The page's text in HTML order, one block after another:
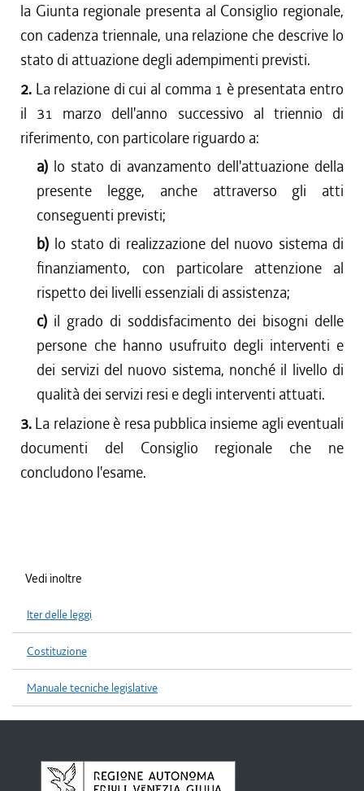
la Giunta regionale presenta al Consiglio regionale,
con cadenza triennale, una relazione che descrive lo
stato di attuazione degli adempimenti previsti.
2. La relazione di cui al comma 1 è presentata entro
il 31 marzo dell'anno successivo al triennio di
riferimento, con particolare riguardo a:
a) lo stato di avanzamento dell'attuazione della
presente legge, anche attraverso gli atti
conseguenti previsti;
b) lo stato di realizzazione del nuovo sistema di
finanziamento, con particolare attenzione al
rispetto dei livelli essenziali di assistenza;
c) il grado di soddisfacimento dei bisogni delle
persone che hanno usufruito degli interventi e
dei servizi del nuovo sistema, nonché il livello di
qualità dei servizi resi e degli interventi attuati.
3. La relazione è resa pubblica insieme agli eventuali
documenti del Consiglio regionale che ne
concludono l'esame.
Vedi inoltre
Iter delle leggi
Costituzione
Manuale tecniche legislative